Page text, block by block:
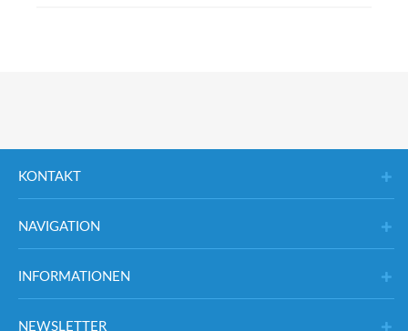
KONTAKT
NAVIGATION
INFORMATIONEN
NEWSLETTER